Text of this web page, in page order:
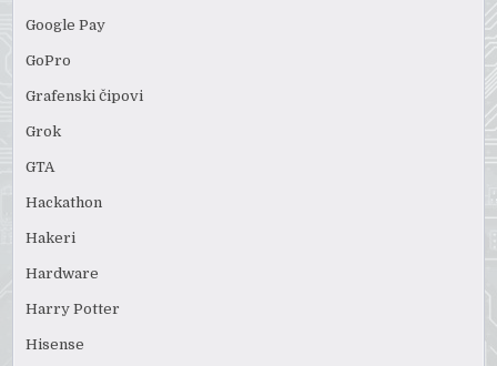
Google Pay
GoPro
Grafenski čipovi
Grok
GTA
Hackathon
Hakeri
Hardware
Harry Potter
Hisense